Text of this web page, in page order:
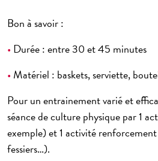
Bon à savoir :
• Durée : entre 30 et 45 minutes
• Matériel : baskets, serviette,
Pour un entrainement varié et
séance de culture physique par 1
exemple) et 1 activité
fessiers…).